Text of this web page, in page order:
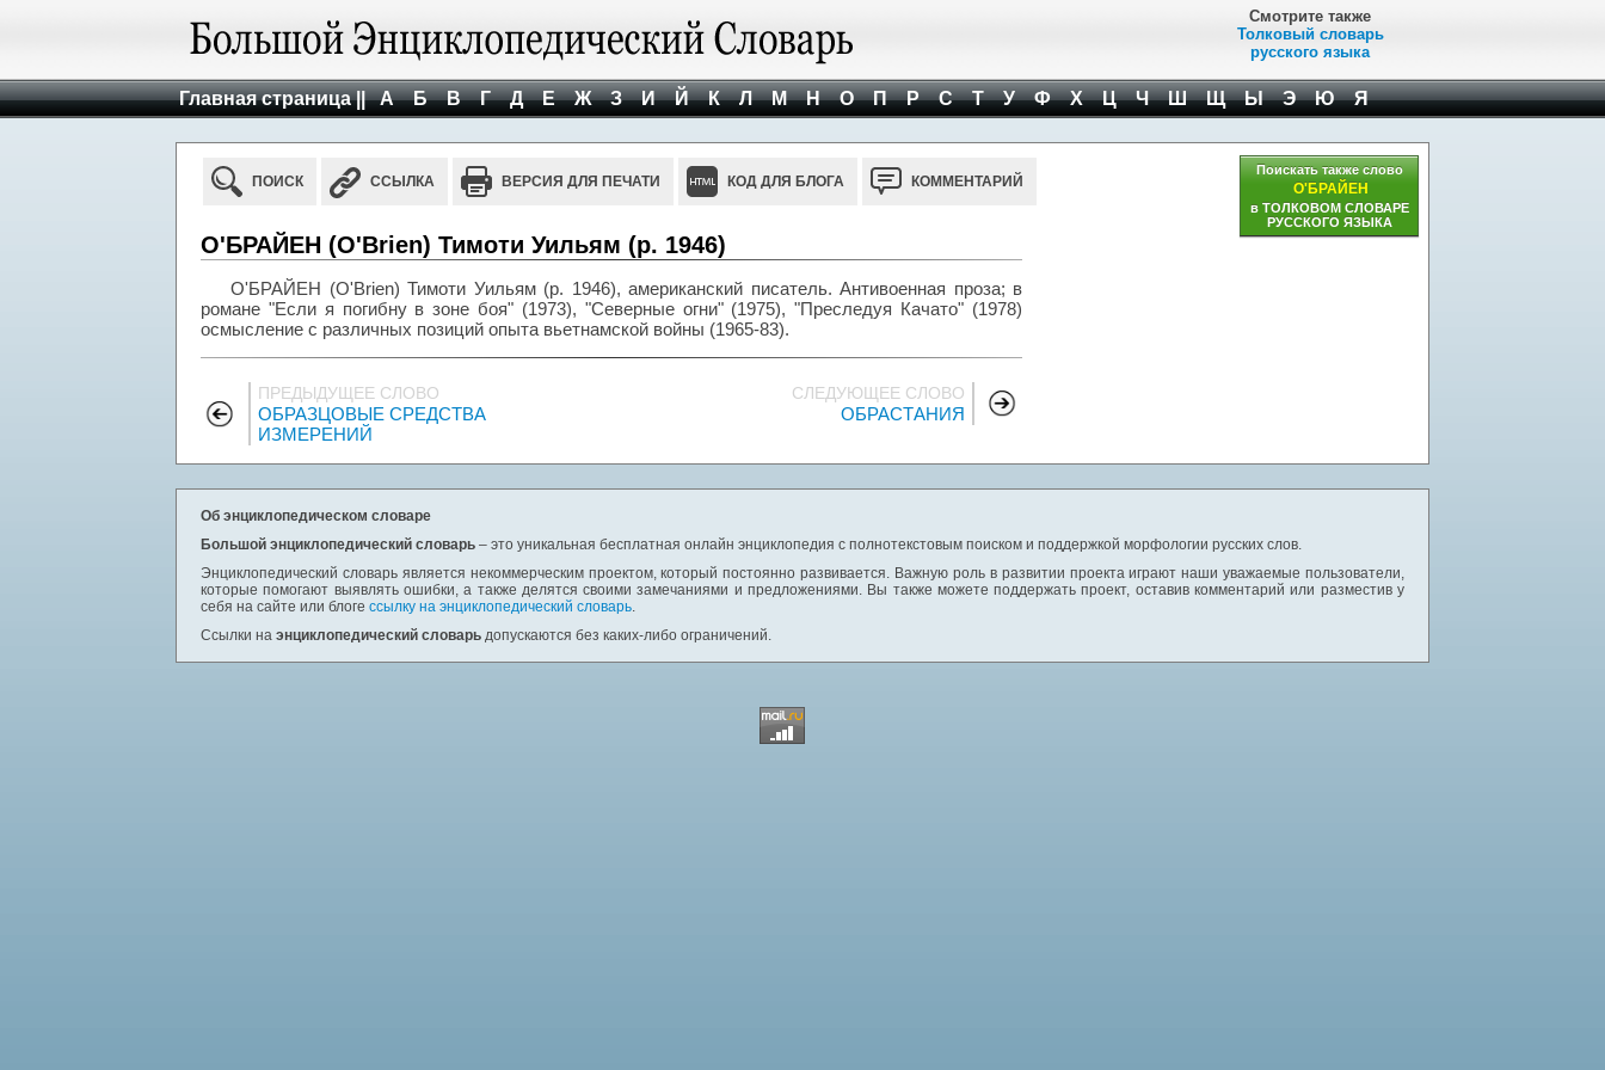
Смотрите также
Толковый словарь
русского языка
Главная страница || А Б В Г Д Е Ж З И Й К Л М Н О П Р С Т У Ф Х Ц Ч Ш Щ Ы Э Ю Я
ПОИСК ССЫЛКА ВЕРСИЯ ДЛЯ ПЕЧАТИ КОД ДЛЯ БЛОГА КОММЕНТАРИЙ
О'БРАЙЕН (O'Brien) Тимоти Уильям (р. 1946)
О'БРАЙЕН (O'Brien) Тимоти Уильям (р. 1946), американский писатель. Антивоенная проза; в
романе "Если я погибну в зоне боя" (1973), "Северные огни" (1975), "Преследуя Качато" (1978)
осмысление с различных позиций опыта вьетнамской войны (1965-83).
ПРЕДЫДУЩЕЕ СЛОВО
ОБРАЗЦОВЫЕ СРЕДСТВА
ИЗМЕРЕНИЙ
СЛЕДУЮЩЕЕ СЛОВО
ОБРАСТАНИЯ
Поискать также слово
О'БРАЙЕН
в ТОЛКОВОМ СЛОВАРЕ
РУССКОГО ЯЗЫКА
Об энциклопедическом словаре
Большой энциклопедический словарь – это уникальная бесплатная онлайн энциклопедия с полнотекстовым поиском и поддержкой морфологии русских слов.
Энциклопедический словарь является некоммерческим проектом, который постоянно развивается. Важную роль в развитии проекта играют наши уважаемые пользователи,
которые помогают выявлять ошибки, а также делятся своими замечаниями и предложениями. Вы также можете поддержать проект, оставив комментарий или разместив у
себя на сайте или блоге ссылку на энциклопедический словарь.
Ссылки на энциклопедический словарь допускаются без каких-либо ограничений.